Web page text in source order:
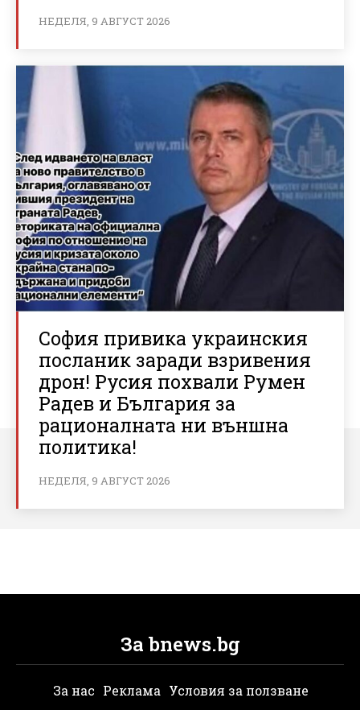
НЕДЕЛЯ, 9 АВГУСТ 2026
София привика украинския
посланик заради взривения
дрон! Русия похвали Румен
Радев и България за
рационалната ни външна
политика!
НЕДЕЛЯ, 9 АВГУСТ 2026
За bnews.bg
За нас Реклама Условия за ползване